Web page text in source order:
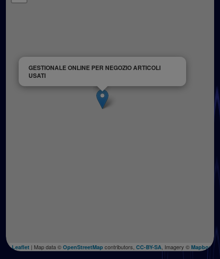
GESTIONALE ONLINE PER NEGOZIO ARTICOLI
USATI
Leaflet | Map data © OpenStreetMap contributors, CC-BY-SA , Imagery © Mapbox